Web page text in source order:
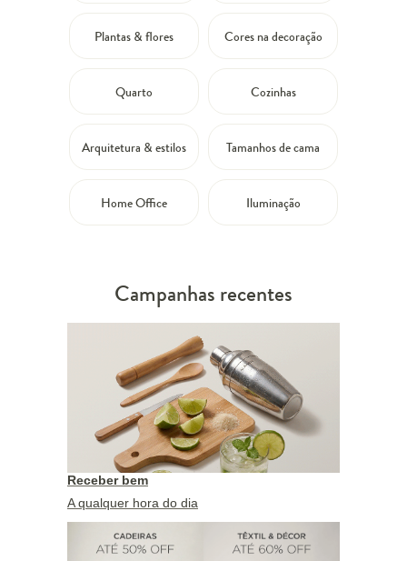
Plantas & flores Cores na decoração
Quarto Cozinhas
Arquitetura & estilos Tamanhos de cama
Home Office Iluminação
Campanhas recentes
Receber bem
A qualquer hora do dia